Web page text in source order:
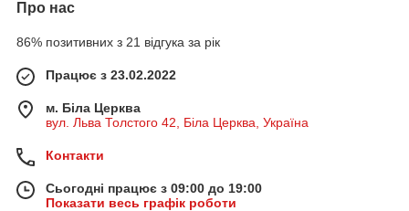
Про нас
86% позитивних з 21 відгука за рік
Працює з 23.02.2022
м. Біла Церква
вул. Льва Толстого 42, Біла Церква, Україна
Контакти
Сьогодні працює з 09:00 до 19:00
Показати весь графік роботи